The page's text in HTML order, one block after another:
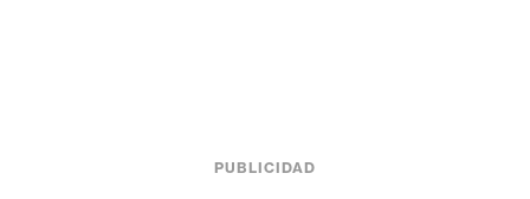
PUBLICIDAD